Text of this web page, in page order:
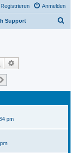
Anmelden
Registrieren
Support
Suche
pm